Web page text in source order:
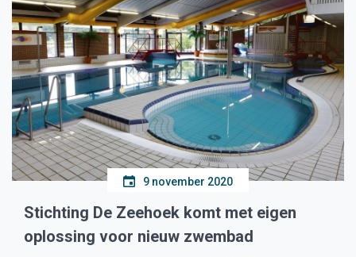
9 november 2020
Stichting De Zeehoek komt met eigen
oplossing voor nieuw zwembad